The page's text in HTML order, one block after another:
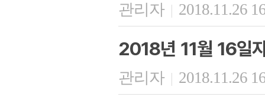
관리자 | 2018.11.26
2018년 11월 16일
관리자 | 2018.11.26